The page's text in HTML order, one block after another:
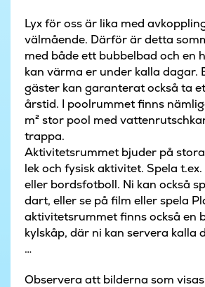
Lyx för oss är lika med
välmående. Därför är detta
med både ett bubbelbad och en
kan värma er under kalla dagar.
gäster kan garanterat också ta
årstid. I poolrummet finns
m² stor pool med
trappa.
Aktivitetsrummet bjuder på
lek och fysisk aktivitet. Spela
eller bordsfotboll. Ni kan också
dart, eller se på film eller spela
aktivitetsrummet finns också en
kylskåp, där ni kan servera kalla
köket/allrummet där det är högt
Observera att bilderna som